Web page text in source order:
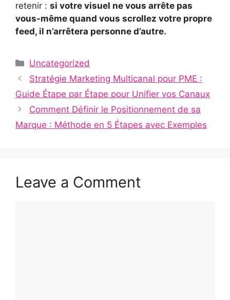
retenir : si votre visuel ne vous arrête pas
vous-même quand vous scrollez votre propre
feed, il n’arrêtera personne d’autre.
Categories
Uncategorized
Stratégie Marketing Multicanal pour PME :
Guide Étape par Étape pour Unifier vos Canaux
Comment Définir le Positionnement de sa
Marque : Méthode en 5 Étapes avec Exemples
Leave a Comment